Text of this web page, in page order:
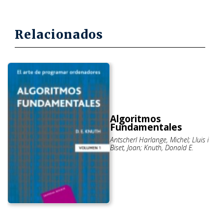
Relacionados
Algoritmos
Fundamentales
Antscherl Harlange, Michel; Lluis i
Biset, Joan; Knuth, Donald E.